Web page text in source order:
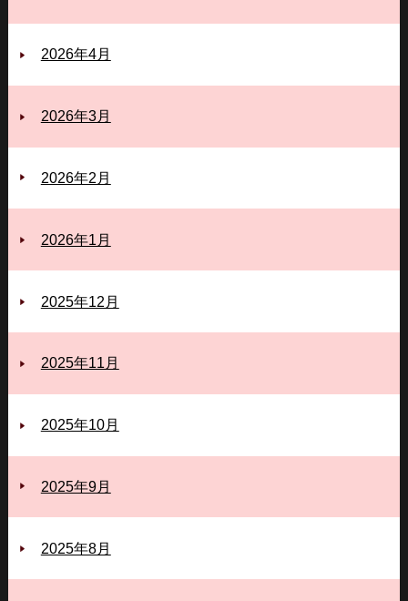
2026年4月
2026年3月
2026年2月
2026年1月
2025年12月
2025年11月
2025年10月
2025年9月
2025年8月